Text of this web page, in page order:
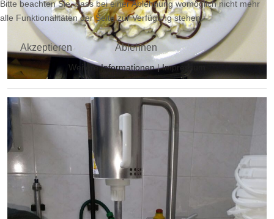
Bitte beachten Sie, dass bei einer Ablehnung womöglich nicht mehr
alle Funktionalitäten der Seite zur Verfügung stehen.
Akzeptieren Ablehnen
Weitere Informationen|Impressum